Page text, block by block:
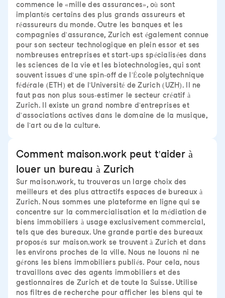
commence le «mille des assurances», où sont
implantés certains des plus grands assureurs et
réassureurs du monde. Outre les banques et les
compagnies d'assurance, Zurich est également connue
pour son secteur technologique en plein essor et ses
nombreuses entreprises et start-ups spécialisées dans
les sciences de la vie et les biotechnologies, qui sont
souvent issues d'une spin-off de l'École polytechnique
fédérale (ETH) et de l'Université de Zurich (UZH). Il ne
faut pas non plus sous-estimer le secteur créatif à
Zurich. Il existe un grand nombre d'entreprises et
d'associations actives dans le domaine de la musique,
de l'art ou de la culture.
Comment maison.work peut t'aider à
louer un bureau à Zurich
Sur maison.work, tu trouveras un large choix des
meilleurs et des plus attractifs espaces de bureaux à
Zurich. Nous sommes une plateforme en ligne qui se
concentre sur la commercialisation et la médiation de
biens immobiliers à usage exclusivement commercial,
tels que des bureaux. Une grande partie des bureaux
proposés sur maison.work se trouvent à Zurich et dans
les environs proches de la ville. Nous ne louons ni ne
gérons les biens immobiliers publiés. Pour cela, nous
travaillons avec des agents immobiliers et des
gestionnaires de Zurich et de toute la Suisse. Utilise
nos filtres de recherche pour afficher les biens qui te